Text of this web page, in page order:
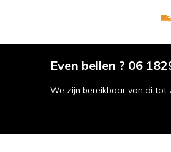
Even bellen ? 06
We zijn bereikbaar van di tot